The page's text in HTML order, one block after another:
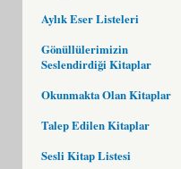
Aylık Eser Listeleri
Gönüllülerimizin
Seslendirdiği Kitaplar
Okunmakta Olan Kitaplar
Talep Edilen Kitaplar
Sesli Kitap Listesi